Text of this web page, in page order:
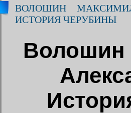
ВОЛОШИН
ИСТОРИЯ ЧЕРУБИНЫ
Волошин